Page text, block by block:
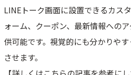
LINEトーク画面に設置できるカス
ォーム、クーポン、最新情報への
供可能です。視覚的にも分かりや
させます。